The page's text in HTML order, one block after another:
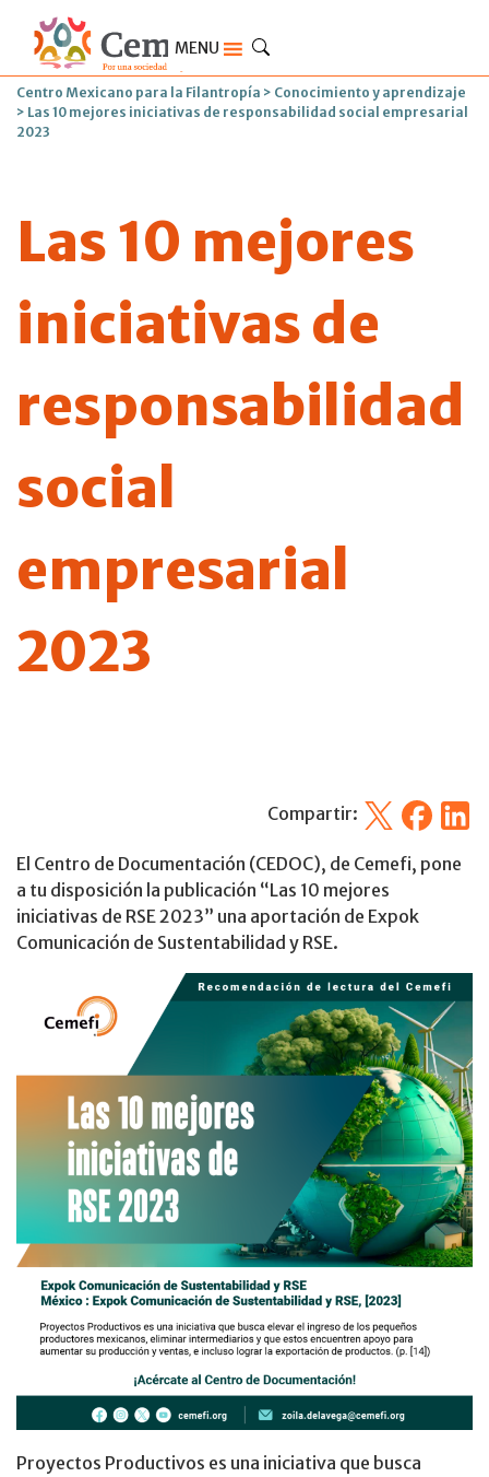
MENU
Centro Mexicano para la Filantropía > Conocimiento y aprendizaje
> Las 10 mejores iniciativas de responsabilidad social empresarial
2023
Las 10 mejores
iniciativas de
responsabilidad
social
empresarial
2023
Compartir: X Facebook
El Centro de Documentación (CEDOC), de Cemefi, pone
a tu disposición la publicación “Las 10 mejores
iniciativas de RSE 2023” una aportación de Expok
Comunicación de Sustentabilidad y RSE.
Proyectos Productivos es una iniciativa que busca